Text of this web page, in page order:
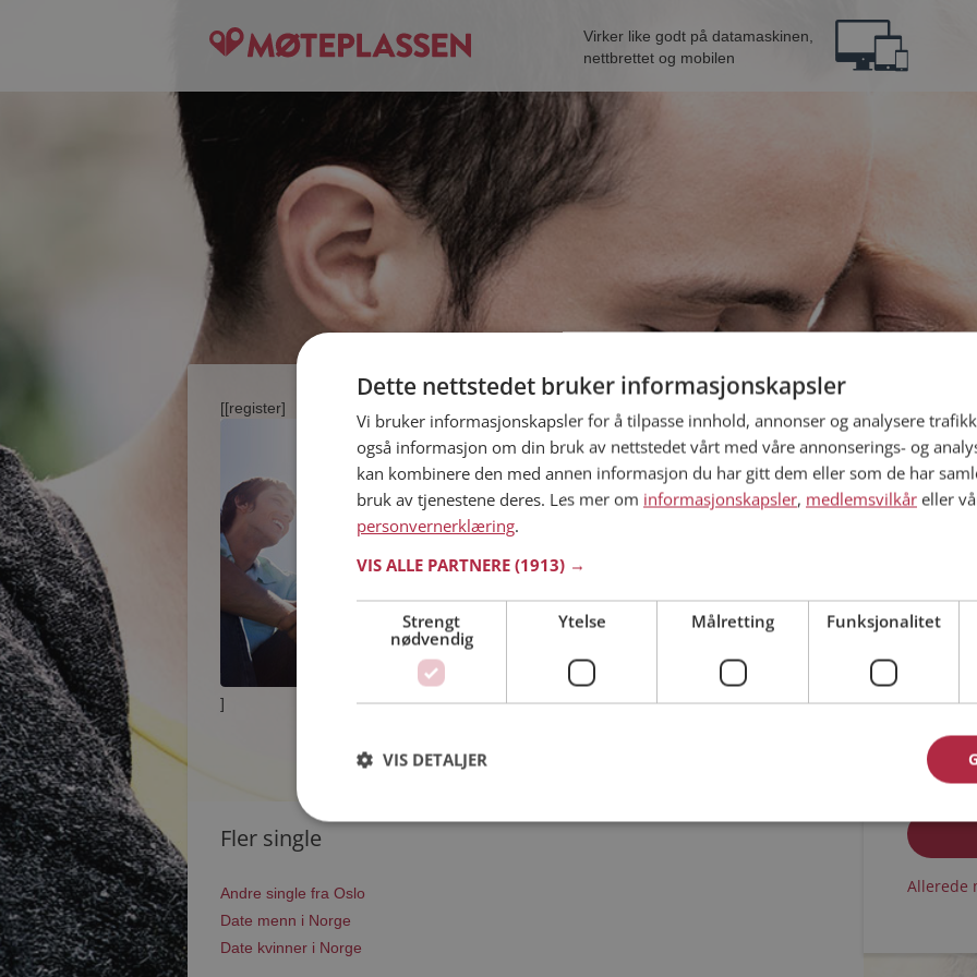
Virker like godt på datamaskinen,
nettbrettet og mobilen
[[register]
]
Fler single
Andre single fra Oslo
Date menn i Norge
Date kvinner i Norge
Jeg er en:
Jeg
Jeg
Allerede
Dette nettstedet bruker informasjonskapsler
Vi bruker informasjonskapsler for å tilpasse innhold, annonser og analysere
også informasjon om din bruk av nettstedet vårt med våre annonserings- og
kan kombinere den med annen informasjon du har gitt dem eller som de har
bruk av tjenestene deres. Les mer om informasjonskapsler, medlemsvilkår eller
personvernerklæring.
VIS ALLE PARTNERE (1913) →
Strengt
nødvendig
Ytelse Målretting Funksjonalitet
VIS DETALJER